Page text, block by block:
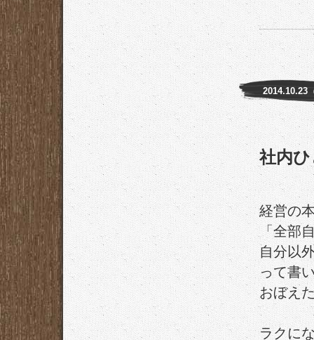
2014.10.23
社内
経営の
「全部
自分以
って書
おぼえ
ラクに